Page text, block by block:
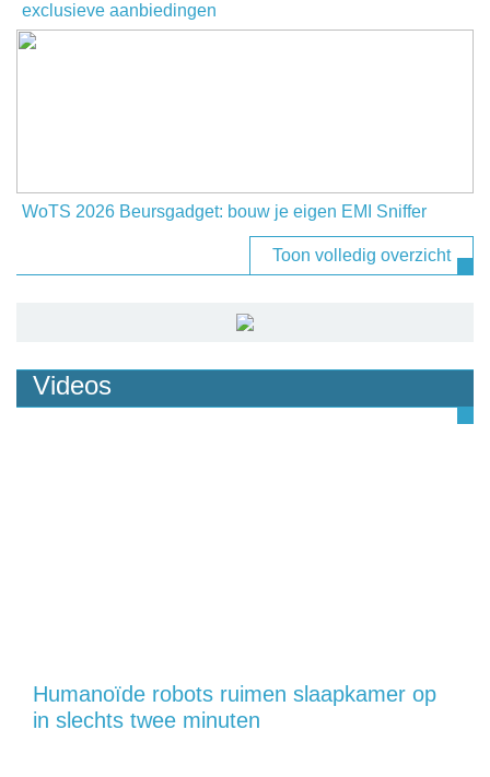
exclusieve aanbiedingen
WoTS 2026 Beursgadget: bouw je eigen EMI Sniffer
Toon volledig overzicht
Videos
Humanoïde robots ruimen slaapkamer op
in slechts twee minuten